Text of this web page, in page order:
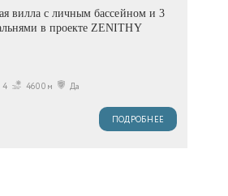
вилла с личным бассейном и 3
в проекте ZENITHY
4 4600м Да
ПОДРОБНЕЕ